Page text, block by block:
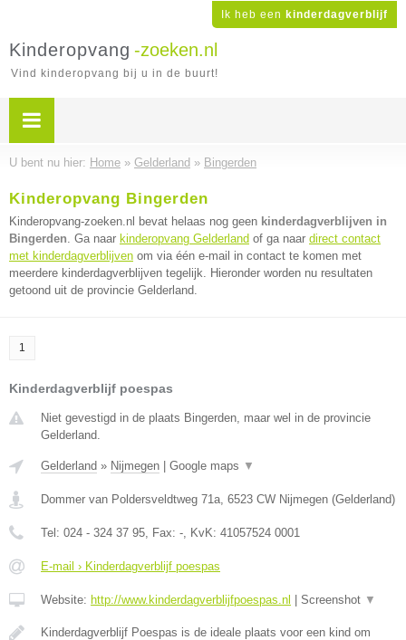
Ik heb een kinderdagverblijf
Kinderopvang -zoeken.nl
Vind kinderopvang bij u in de buurt!
U bent nu hier: Home » Gelderland » Bingerden
Kinderopvang Bingerden
Kinderopvang-zoeken.nl bevat helaas nog geen kinderdagverblijven in
Bingerden. Ga naar kinderopvang Gelderland of ga naar direct contact
met kinderdagverblijven om via één e-mail in contact te komen met
meerdere kinderdagverblijven tegelijk. Hieronder worden nu resultaten
getoond uit de provincie Gelderland.
1
Kinderdagverblijf poespas
Niet gevestigd in de plaats Bingerden, maar wel in de provincie
Gelderland.
Gelderland » Nijmegen Google maps ▼
Dommer van Poldersveldtweg 71a, 6523 CW Nijmegen (Gelderland)
Tel: 024 - 324 37 95, Fax: -, KvK: 41057524 0001
E-mail › Kinderdagverblijf poespas
Website: http://www.kinderdagverblijfpoespas.nl Screenshot ▼
Kinderdagverblijf Poespas is de ideale plaats voor een kind om